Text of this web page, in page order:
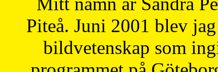
Piteå. Juni 2001 blev
bildvetenskap som